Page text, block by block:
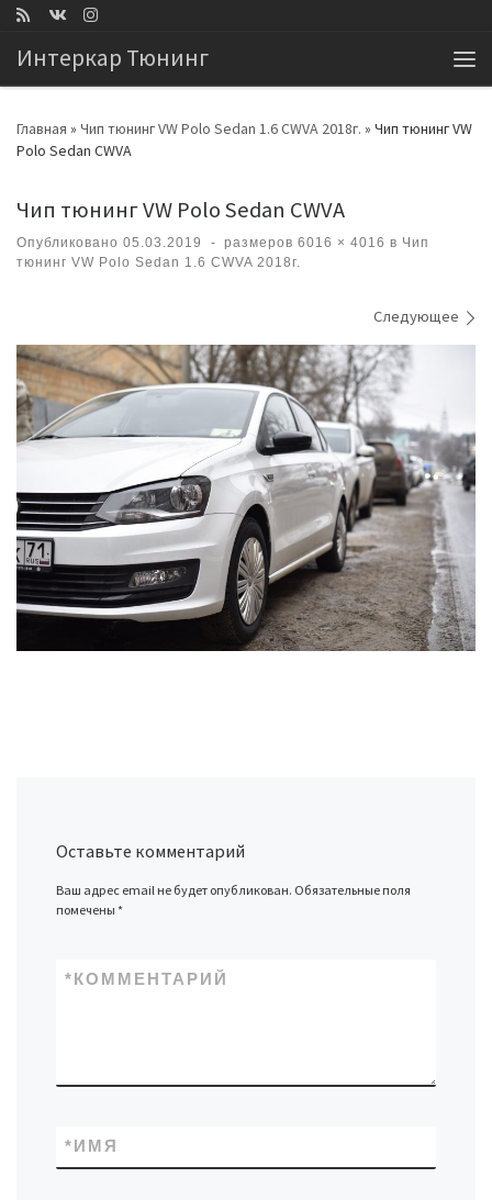
Интеркар Тюнинг
Главная » Чип тюнинг VW Polo Sedan 1.6 CWVA 2018г. » Чип тюнинг VW
Polo Sedan CWVA
Чип тюнинг VW Polo Sedan CWVA
Опубликовано 05.03.2019 - размеров 6016 × 4016 в Чип
тюнинг VW Polo Sedan 1.6 CWVA 2018г.
Следующее
Оставьте комментарий
Ваш адрес email не будет опубликован. Обязательные поля
помечены*
КОММЕНТАРИЙ
*
ИМЯ
*